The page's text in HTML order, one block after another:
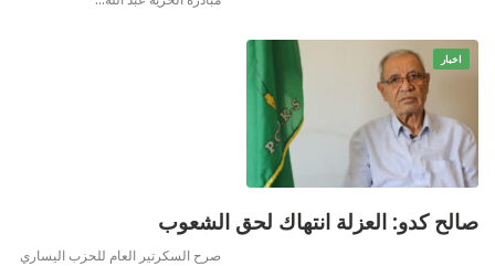
اخبار
صالح كدو: العزلة انتهاك لحق الشعوب
صرح السكرتير العام للحزب اليساري